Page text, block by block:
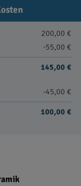
200,00 €
-55,00 €
145,00 €
-45,00 €
100,00 €